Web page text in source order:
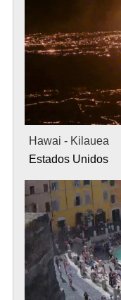
Hawai - Kilauea
Estados Unidos